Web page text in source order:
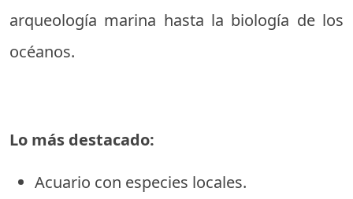
arqueología marina hasta la biología de los
océanos.
Lo más destacado:
Acuario con especies locales.